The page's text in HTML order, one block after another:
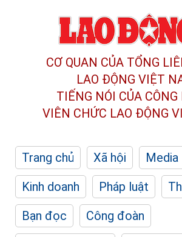
CƠ QUAN CỦA TỔNG
LAO ĐỘNG VIỆT
TIẾNG NÓI CỦA
VIÊN CHỨC LAO ĐỘNG
Trang chủ Xã hội Media
Kinh doanh
Pháp luật
Bạn đọc
Công đoàn